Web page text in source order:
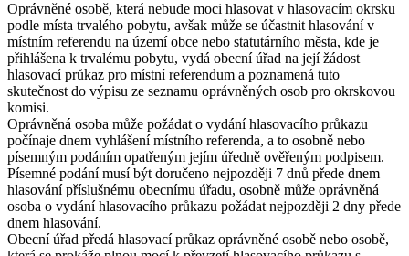
Oprávněné osobě, která nebude moci hlasovat v hlasovacím okrsku
podle místa trvalého pobytu, avšak může se účastnit hlasování v
místním referendu na území obce nebo statutárního města, kde je
přihlášena k trvalému pobytu, vydá obecní úřad na její žádost
hlasovací průkaz pro místní referendum a poznamená tuto
skutečnost do výpisu ze seznamu oprávněných osob pro okrskovou
komisi.
Oprávněná osoba může požádat o vydání hlasovacího průkazu
počínaje dnem vyhlášení místního referenda, a to osobně nebo
písemným podáním opatřeným jejím úředně ověřeným podpisem.
Písemné podání musí být doručeno nejpozději 7 dnů přede dnem
hlasování příslušnému obecnímu úřadu, osobně může oprávněná
osoba o vydání hlasovacího průkazu požádat nejpozději 2 dny přede
dnem hlasování.
Obecní úřad předá hlasovací průkaz oprávněné osobě nebo osobě,